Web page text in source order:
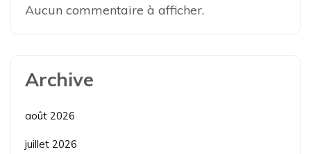
Aucun commentaire à afficher.
Archive
août 2026
juillet 2026